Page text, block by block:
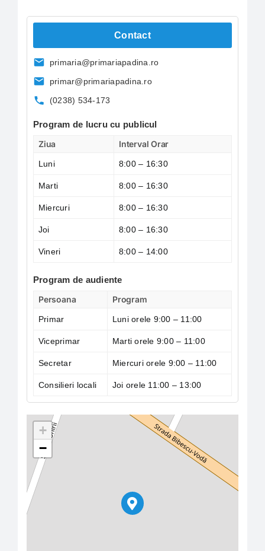
Contact
primaria@primariapadina.ro
primar@primariapadina.ro
(0238) 534-173
Program de lucru cu publicul
Ziua
Interval Orar
Luni 8:00 – 16:30
Marti 8:00 – 16:30
Miercuri 8:00 – 16:30
Joi 8:00 – 16:30
Vineri 8:00 – 14:00
Program de audiente
Persoana
Program
Primar Luni orele 9:00 – 11:00
Viceprimar Marti orele 9:00 – 11:00
Secretar Miercuri orele 9:00 – 11:00
Consilieri locali Joi orele 11:00 – 13:00
+
−